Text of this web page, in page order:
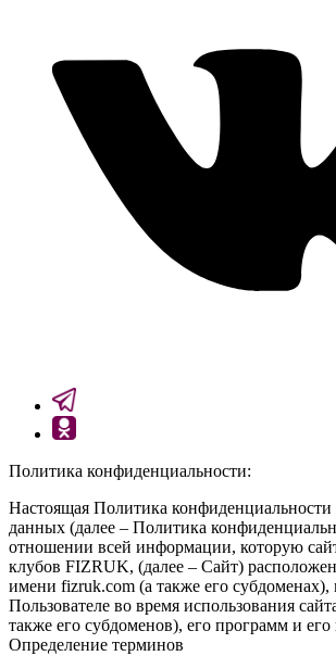
Политика конфиденциальности:
Настоящая Политика
данных (далее – Политика
отношении всей информации, которую
клубов FIZRUK, (далее – Сайт)
имени fizruk.com (а также его
Пользователе во время использования
также его субдоменов), его программ и его
Определение терминов